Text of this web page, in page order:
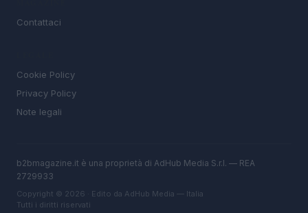
Contattaci
Cookie Policy
Privacy Policy
Note legali
b2bmagazine.it è una proprietà di AdHub Media S.r.l. — REA
2729933
Copyright © 2026 · Edito da AdHub Media — Italia
Tutti i diritti riservati